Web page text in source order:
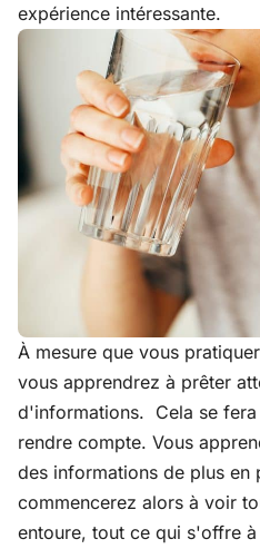
expérience intéressante.
À mesure que vous
vous apprendrez à prêter
d'informations. Cela se fera
rendre compte. Vous
des informations de plus en
commencerez alors à voir
entoure, tout ce qui s'offre